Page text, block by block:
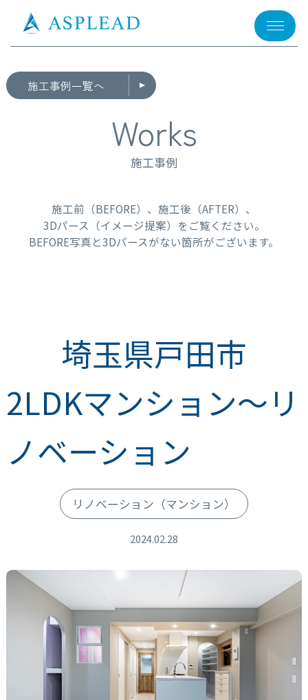
施工事例一覧へ
Works
施工事例
施工前（BEFORE）、施工後（AFTER）、
3Dパース（イメージ提案）をご覧ください。
BEFORE写真と3Dパースがない箇所がございます。
埼玉県戸田市
2LDKマンション～リ
ノベーション
リノベーション （マンション）
2024.02.28